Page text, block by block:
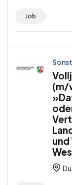
Job
(m/